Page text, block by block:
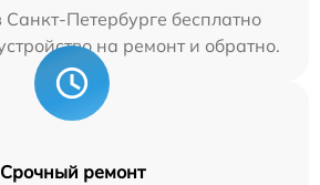
Петербурге бесплатно
на ремонт и обратно.
Срочный ремонт